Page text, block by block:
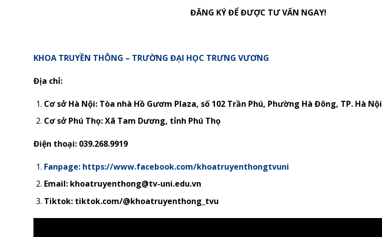
ĐĂNG KÝ ĐỂ ĐƯỢC TƯ VẤN NGAY!
KHOA TRUYỀN THÔNG – TRƯỜNG ĐẠI HỌC TRƯNG VƯƠNG
Địa chỉ:
Cơ sở Hà Nội: Tòa nhà Hồ Gươm Plaza, số 102 Trần Phú, Phường Hà Đông, TP. Hà Nội
Cơ sở Phú Thọ:Xã Tam Dương, tỉnh Phú Thọ
Điện thoại: 039.268.9919
Fanpage: https://www.facebook.com/khoatruyenthongtvuni
Email: khoatruyenthong@tv-uni.edu.vn
Tiktok: tiktok.com/@khoatruyenthong_tvu